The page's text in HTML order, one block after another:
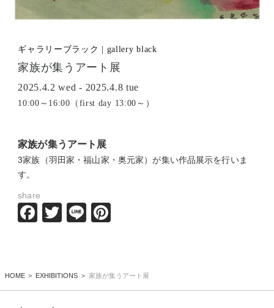
ギャラリーブラック | gallery black
家族が集うアート展
2025.4.2 wed - 2025.4.8 tue
10:00～16:00（first day 13:00～）
家族が集うアート展
3家族（羽田家・福山家・奥元家）が集い作品展示を行いま
す。
share
Facebook
Twitter
Line
HOME EXHIBITIONS 家族が集うアート展